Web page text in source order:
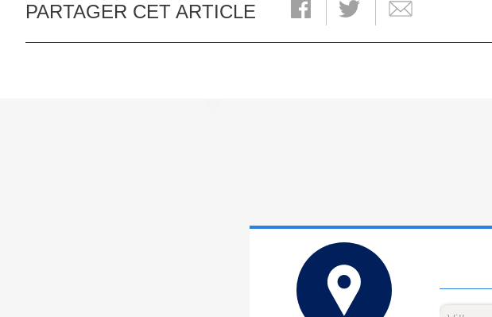
PARTAGER CET ARTICLE